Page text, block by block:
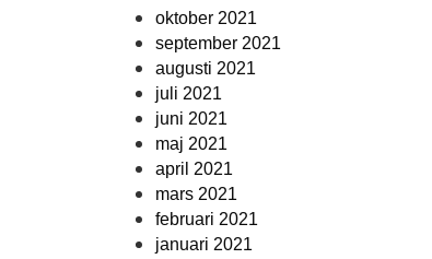
oktober 2021
september 2021
augusti 2021
juli 2021
juni 2021
maj 2021
april 2021
mars 2021
februari 2021
januari 2021